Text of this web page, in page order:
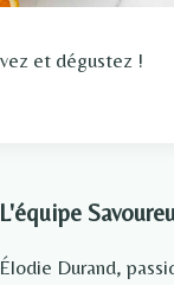
et dégustez !
L'équipe
Élodie Durand,